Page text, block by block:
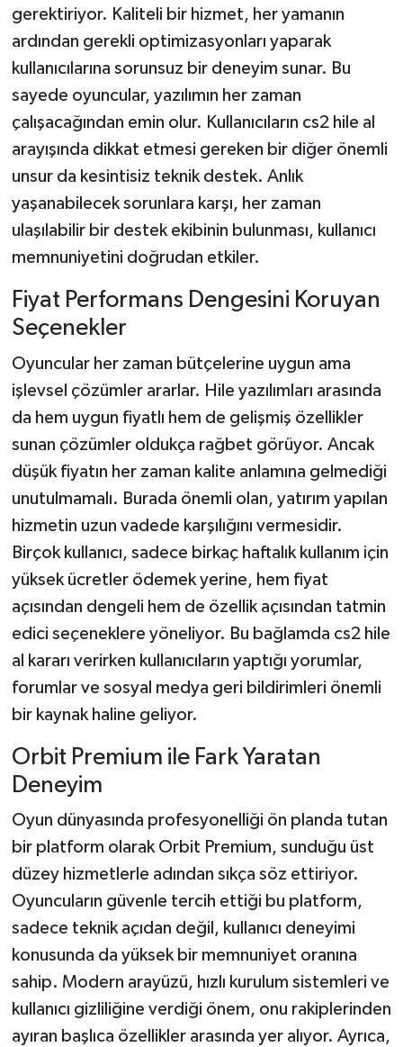
gerektiriyor. Kaliteli bir hizmet, her yamanın
ardından gerekli optimizasyonları yaparak
kullanıcılarına sorunsuz bir deneyim sunar. Bu
sayede oyuncular, yazılımın her zaman
çalışacağından emin olur. Kullanıcıların cs2 hile al
arayışında dikkat etmesi gereken bir diğer önemli
unsur da kesintisiz teknik destek. Anlık
yaşanabilecek sorunlara karşı, her zaman
ulaşılabilir bir destek ekibinin bulunması, kullanıcı
memnuniyetini doğrudan etkiler.
Fiyat Performans Dengesini Koruyan
Seçenekler
Oyuncular her zaman bütçelerine uygun ama
işlevsel çözümler ararlar. Hile yazılımları arasında
da hem uygun fiyatlı hem de gelişmiş özellikler
sunan çözümler oldukça rağbet görüyor. Ancak
düşük fiyatın her zaman kalite anlamına gelmediği
unutulmamalı. Burada önemli olan, yatırım yapılan
hizmetin uzun vadede karşılığını vermesidir.
Birçok kullanıcı, sadece birkaç haftalık kullanım için
yüksek ücretler ödemek yerine, hem fiyat
açısından dengeli hem de özellik açısından tatmin
edici seçeneklere yöneliyor. Bu bağlamda cs2 hile
al kararı verirken kullanıcıların yaptığı yorumlar,
forumlar ve sosyal medya geri bildirimleri önemli
bir kaynak haline geliyor.
Orbit Premium ile Fark Yaratan
Deneyim
Oyun dünyasında profesyonelliği ön planda tutan
bir platform olarak Orbit Premium, sunduğu üst
düzey hizmetlerle adından sıkça söz ettiriyor.
Oyuncuların güvenle tercih ettiği bu platform,
sadece teknik açıdan değil, kullanıcı deneyimi
konusunda da yüksek bir memnuniyet oranına
sahip. Modern arayüzü, hızlı kurulum sistemleri ve
kullanıcı gizliliğine verdiği önem, onu rakiplerinden
ayıran başlıca özellikler arasında yer alıyor. Ayrıca,